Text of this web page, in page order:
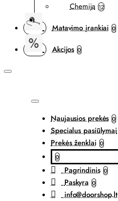
Chemija 12
Matavimo įrankiai 0
Akcijos 0
Naujausios prekės 0
Specialus pasiūlymai
Prekės ženklai 0
0
Pagrindinis 0
Paskyra 0
info@doorshop.lt